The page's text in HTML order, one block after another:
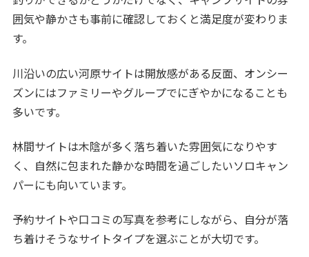
囲気や静かさも事前に確認しておくと満足度が変わりま
す。
川沿いの広い河原サイトは開放感がある反面、オンシー
ズンにはファミリーやグループでにぎやかになることも
多いです。
林間サイトは木陰が多く落ち着いた雰囲気になりやす
く、自然に包まれた静かな時間を過ごしたいソロキャン
パーにも向いています。
予約サイトや口コミの写真を参考にしながら、自分が落
ち着けそうなサイトタイプを選ぶことが大切です。